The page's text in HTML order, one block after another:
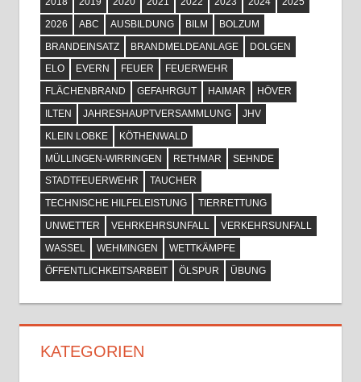
2026
ABC AUSBILDUNG BILM
BOLZUM
BRANDEINSATZ
BRANDMELDEANLAGE
DOLGEN
ELO
EVERN FEUER
FEUERWEHR
FLÄCHENBRAND
GEFAHRGUT HAIMAR
HÖVER
ILTEN
JAHRESHAUPTVERSAMMLUNG
JHV
KLEIN LOBKE
KÖTHENWALD
MÜLLINGEN-WIRRINGEN
RETHMAR
SEHNDE
STADTFEUERWEHR
TAUCHER
TECHNISCHE HILFELEISTUNG
TIERRETTUNG
UNWETTER
VEHRKEHRSUNFALL
VERKEHRSUNFALL
WASSEL
WEHMINGEN
WETTKÄMPFE
ÖFFENTLICHKEITSARBEIT
ÖLSPUR ÜBUNG
KATEGORIEN